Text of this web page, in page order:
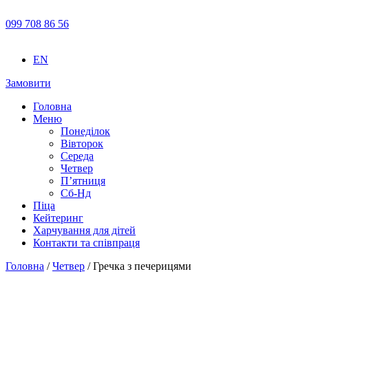
099 708 86 56
EN
Замовити
Головна
Меню
Понеділок
Вівторок
Середа
Четвер
П’ятниця
Сб-Нд
Піца
Кейтеринг
Харчування для дітей
Контакти та співпраця
Головна /Четвер / Гречка з печерицями